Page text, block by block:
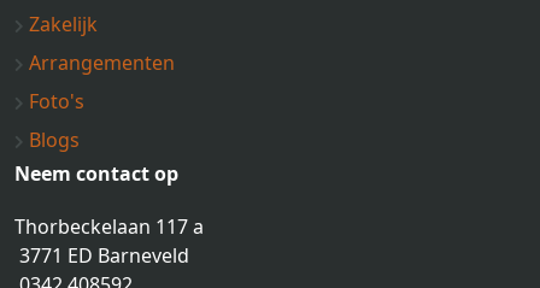
Zakelijk
Arrangementen
Foto's
Blogs
Neem contact op
Thorbeckelaan 117 a
3771 ED Barneveld